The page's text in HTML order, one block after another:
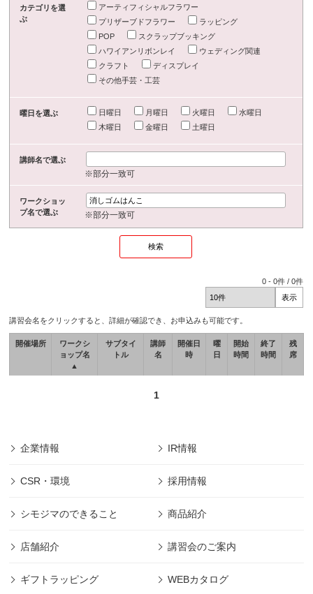
カテゴリを選
ぶ
アーティフィシャルフラワー
プリザーブドフラワー
ラッピング
POP
スクラップブッキング
ハワイアンリボンレイ
ウェディング関連
クラフト
ディスプレイ
その他手芸・工芸
曜日を選ぶ 日曜日 月曜日 火曜日
水曜日
木曜日
金曜日 土曜日
講師名で選ぶ
※部分一致可
ワークショッ
プ名で選ぶ
※部分一致可
0 -0件 /0件
講習会名をクリックすると、詳細が確認でき、お申込みも可能です。
開催場所
ワークシ
ョップ名
▲
サブタイ
トル
講師
名
開催日
時
曜
日
開始
時間
終了
時間
残
席
1
企業情報 IR情報
CSR・環境 採用情報
シモジマのできること 商品紹介
店舗紹介 講習会のご案内
ギフトラッピング WEBカタログ